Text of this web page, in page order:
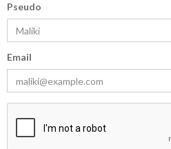
Pseudo
Email